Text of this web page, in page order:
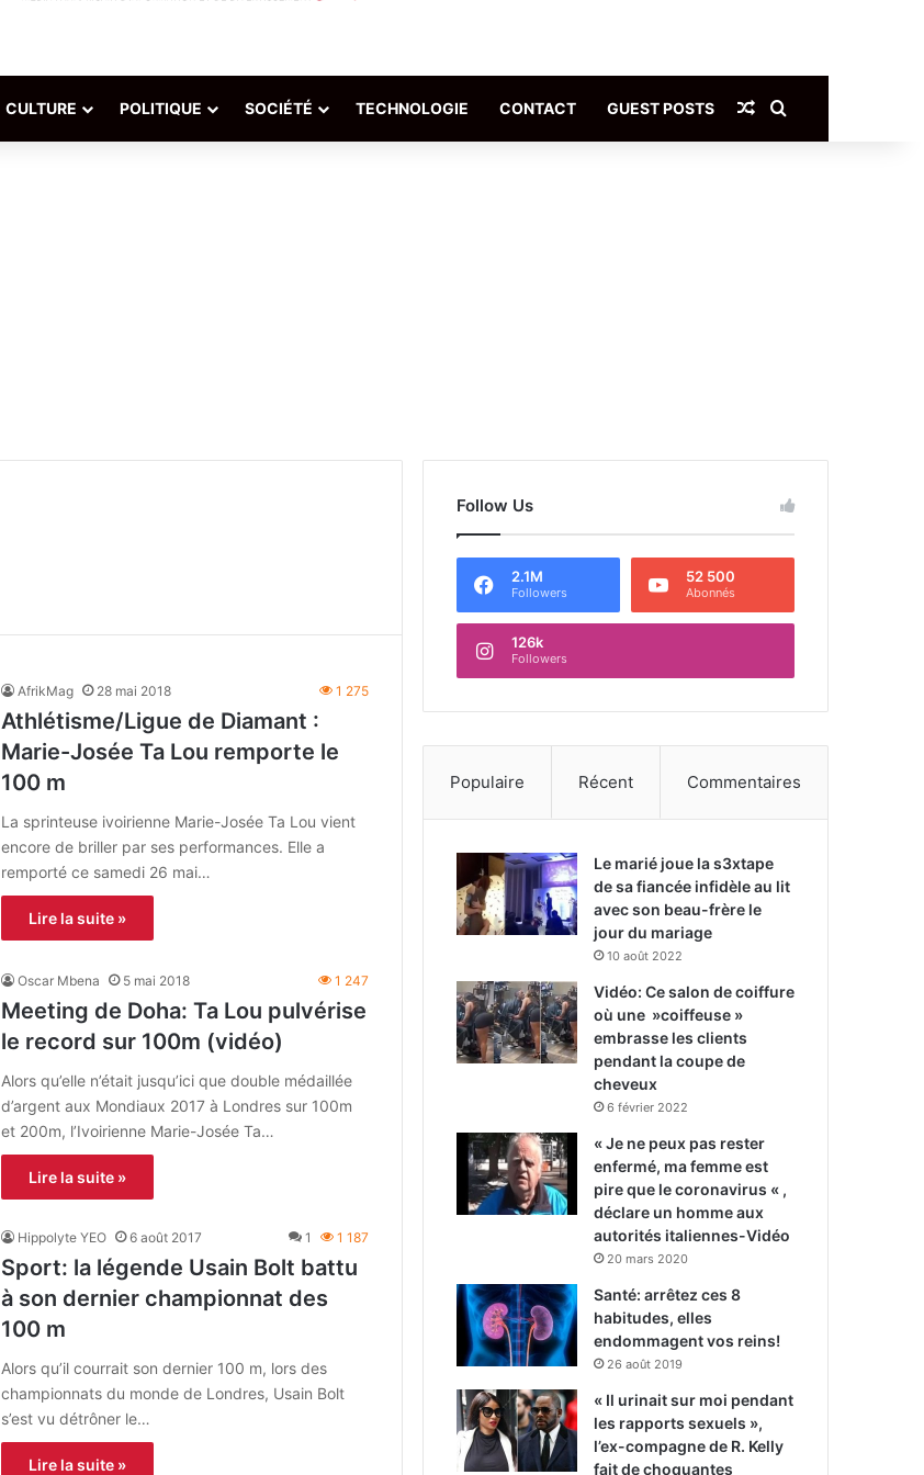
CULTURE POLITIQUE SOCIÉTÉ TECHNOLOGIE CONTACT GUEST POSTS Article Aléatoire
AfrikMag 28 mai 2018 1 275
Athlétisme/Ligue de Diamant :
Marie-Josée Ta Lou remporte le
100 m
La sprinteuse ivoirienne Marie-Josée Ta Lou vient
encore de briller par ses performances. Elle a
remporté ce samedi 26 mai…
Lire la suite »
Oscar Mbena 5 mai 2018 1 247
Meeting de Doha: Ta Lou pulvérise
le record sur 100m (vidéo)
Alors qu’elle n’était jusqu’ici que double médaillée
d’argent aux Mondiaux 2017 à Londres sur 100m
et 200m, l’Ivoirienne Marie-Josée Ta…
Lire la suite »
Hippolyte YEO 6 août 2017 1 1 187
Sport: la légende Usain Bolt battu
à son dernier championnat des
100 m
Alors qu’il courrait son dernier 100 m, lors des
championnats du monde de Londres, Usain Bolt
s’est vu détrôner le…
Lire la suite »
Follow Us
2.1M
Followers
52 500
Abonnés
126k
Followers
Populaire Récent Commentaires
Le marié joue la s3xtape
de sa fiancée infidèle au lit
avec son beau-frère le
jour du mariage
10 août 2022
Vidéo: Ce salon de coiffure
où une »coiffeuse »
embrasse les clients
pendant la coupe de
cheveux
6 février 2022
« Je ne peux pas rester
enfermé, ma femme est
pire que le coronavirus « ,
déclare un homme aux
autorités italiennes-Vidéo
20 mars 2020
Santé: arrêtez ces 8
habitudes, elles
endommagent vos reins!
26 août 2019
« Il urinait sur moi pendant
les rapports sexuels »,
l’ex-compagne de R. Kelly
fait de choquantes